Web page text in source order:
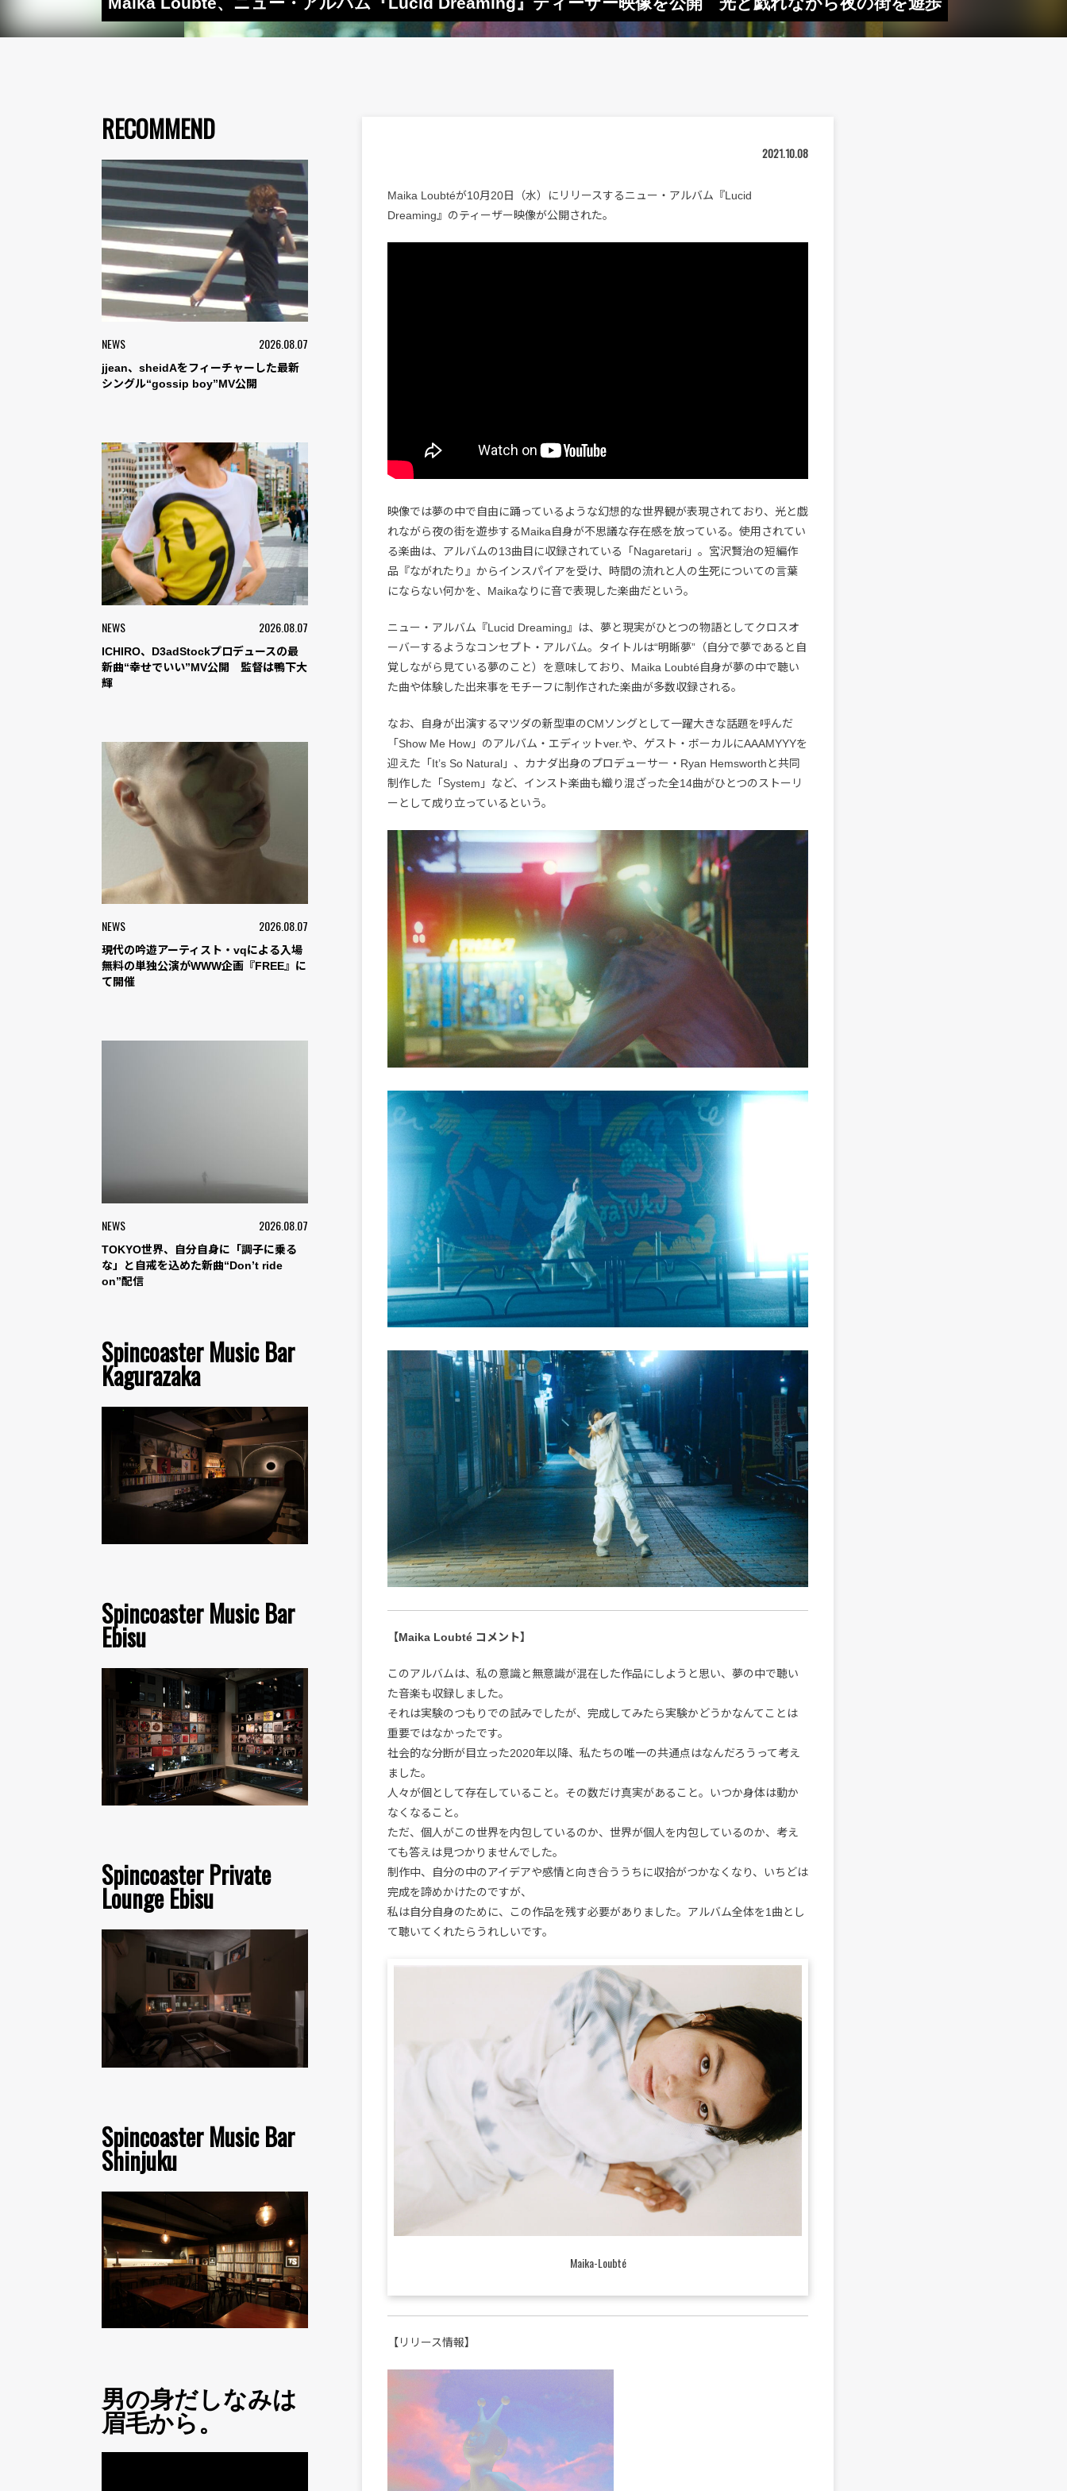
RECOMMEND
NEWS 2026.08.07
jjean、sheidAをフィーチャーした最新
シングル“gossip boy”MV公開
NEWS 2026.08.07
ICHIRO、D3adStockプロデュースの最
新曲“幸せでいい”MV公開 監督は鴨下大
輝
NEWS 2026.08.07
現代の吟遊アーティスト・vqによる入場
無料の単独公演がWWW企画『FREE』に
て開催
NEWS 2026.08.07
TOKYO世界、自分自身に「調子に乗る
な」と自戒を込めた新曲“Don’t ride
on”配信
Spincoaster Music Bar
Kagurazaka
Spincoaster Music Bar
Ebisu
Spincoaster Private
Lounge Ebisu
Spincoaster Music Bar
Shinjuku
男の身だしなみは
眉毛から。
2021.10.08
Maika Loubtéが10月20日（水）にリリースするニュー・アルバム『Lucid
Dreaming』のティーザー映像が公開された。
映像では夢の中で自由に踊っているような幻想的な世界観が表現されており、光と戯
れながら夜の街を遊歩するMaika自身が不思議な存在感を放っている。使用されてい
る楽曲は、アルバムの13曲目に収録されている「Nagaretari」。宮沢賢治の短編作
品『ながれたり』からインスパイアを受け、時間の流れと人の生死についての言葉
にならない何かを、Maikaなりに音で表現した楽曲だという。
ニュー・アルバム『Lucid Dreaming』は、夢と現実がひとつの物語としてクロスオ
ーバーするようなコンセプト・アルバム。タイトルは“明晰夢”（自分で夢であると自
覚しながら見ている夢のこと）を意味しており、Maika Loubté自身が夢の中で聴い
た曲や体験した出来事をモチーフに制作された楽曲が多数収録される。
なお、自身が出演するマツダの新型車のCMソングとして一躍大きな話題を呼んだ
「Show Me How」のアルバム・エディットver.や、ゲスト・ボーカルにAAAMYYYを
迎えた「It’s So Natural」、カナダ出身のプロデューサー・Ryan Hemsworthと共同
制作した「System」など、インスト楽曲も織り混ざった全14曲がひとつのストーリ
ーとして成り立っているという。
【Maika Loubté コメント】
このアルバムは、私の意識と無意識が混在した作品にしようと思い、夢の中で聴い
た音楽も収録しました。
それは実験のつもりでの試みでしたが、完成してみたら実験かどうかなんてことは
重要ではなかったです。
社会的な分断が目立った2020年以降、私たちの唯一の共通点はなんだろうって考え
ました。
人々が個として存在していること。その数だけ真実があること。いつか身体は動か
なくなること。
ただ、個人がこの世界を内包しているのか、世界が個人を内包しているのか、考え
ても答えは見つかりませんでした。
制作中、自分の中のアイデアや感情と向き合ううちに収拾がつかなくなり、いちどは
完成を諦めかけたのですが、
私は自分自身のために、この作品を残す必要がありました。アルバム全体を1曲とし
て聴いてくれたらうれしいです。
Maika-Loubté
【リリース情報】